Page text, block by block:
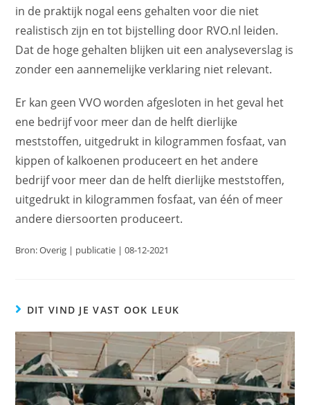
in de praktijk nogal eens gehalten voor die niet
realistisch zijn en tot bijstelling door RVO.nl leiden.
Dat de hoge gehalten blijken uit een analyseverslag is
zonder een aannemelijke verklaring niet relevant.
Er kan geen VVO worden afgesloten in het geval het
ene bedrijf voor meer dan de helft dierlijke
meststoffen, uitgedrukt in kilogrammen fosfaat, van
kippen of kalkoenen produceert en het andere
bedrijf voor meer dan de helft dierlijke meststoffen,
uitgedrukt in kilogrammen fosfaat, van één of meer
andere diersoorten produceert.
Bron: Overig | publicatie | 08-12-2021
DIT VIND JE VAST OOK LEUK